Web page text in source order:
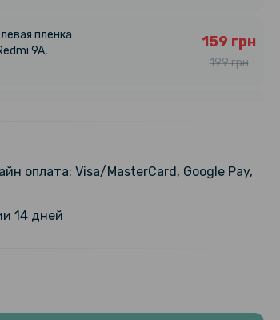
пленка
9A,
159 грн
199 грн
Galaxy A20e,
Note 9,
пленка
M21,
оплата: Visa/MasterCard, Google Pay,
14 дней